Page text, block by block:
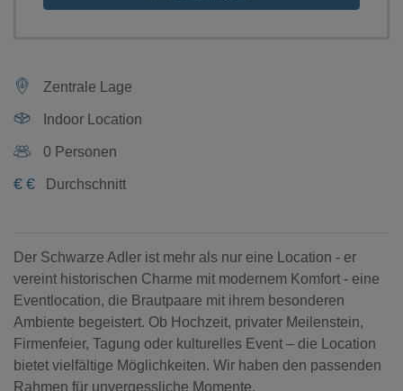
Zentrale Lage
Indoor Location
0 Personen
€ € Durchschnitt
Der Schwarze Adler ist mehr als nur eine Location - er
vereint historischen Charme mit modernem Komfort - eine
Eventlocation, die Brautpaare mit ihrem besonderen
Ambiente begeistert. Ob Hochzeit, privater Meilenstein,
Firmenfeier, Tagung oder kulturelles Event – die Location
bietet vielfältige Möglichkeiten. Wir haben den passenden
Rahmen für unvergessliche Momente.